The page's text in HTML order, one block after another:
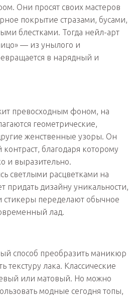
Они просят своих мастеров
покрытие стразами, бусами,
блестками. Тогда нейл-арт
— из унылого и
в нарядный и
превосходным фоном, на
геометрические,
женственные узоры. Он
благодаря которому
и выразительно.
светлыми расцветками на
придать дизайну уникальности,
стикеры переделают обычное
лад.
способ преобразить маникюр
текстуру лака. Классические
или матовый. Но можно
модные сегодня топы,